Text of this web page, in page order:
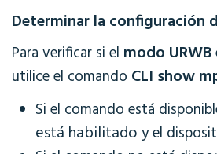
Determinar la configuración
Para verificar si el modo
utilice el comando CLI show
Si el comando está
está habilitado y el